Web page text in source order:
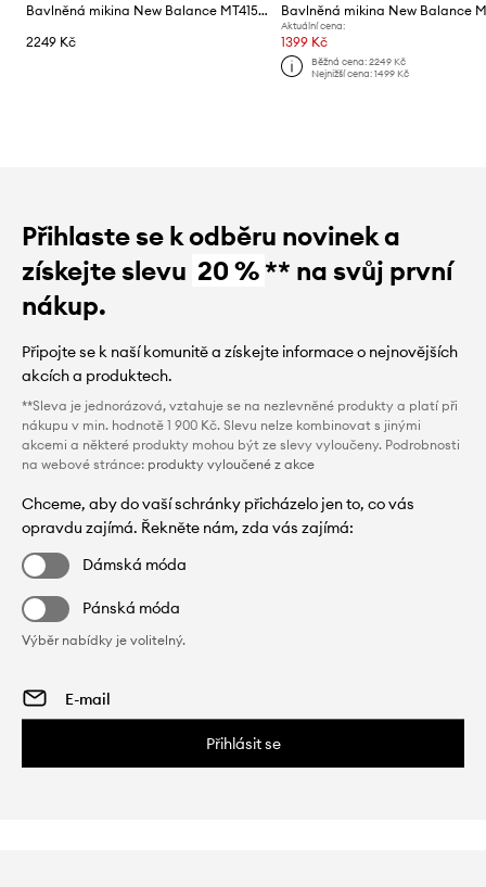
Bavlněná mikina New Balance MT41534AHH
2249 Kč
Aktuální cena:
1399 Kč
Běžná cena: 2249 Kč
Nejnižší cena: 1499 Kč
Přihlaste se k odběru novinek a
získejte slevu 20 %** na svůj první
nákup.
Připojte se k naší komunitě a získejte informace o nejnovějších
akcích a produktech.
**Sleva je jednorázová, vztahuje se na nezlevněné produkty a platí při
nákupu v min. hodnotě 1 900 Kč. Slevu nelze kombinovat s jinými
akcemi a některé produkty mohou být ze slevy vyloučeny. Podrobnosti
na webové stránce: produkty vyloučené z akce
Chceme, aby do vaší schránky přicházelo jen to, co vás
opravdu zajímá. Řekněte nám, zda vás zajímá:
Dámská móda
Pánská móda
Výběr nabídky je volitelný.
Přihlásit se